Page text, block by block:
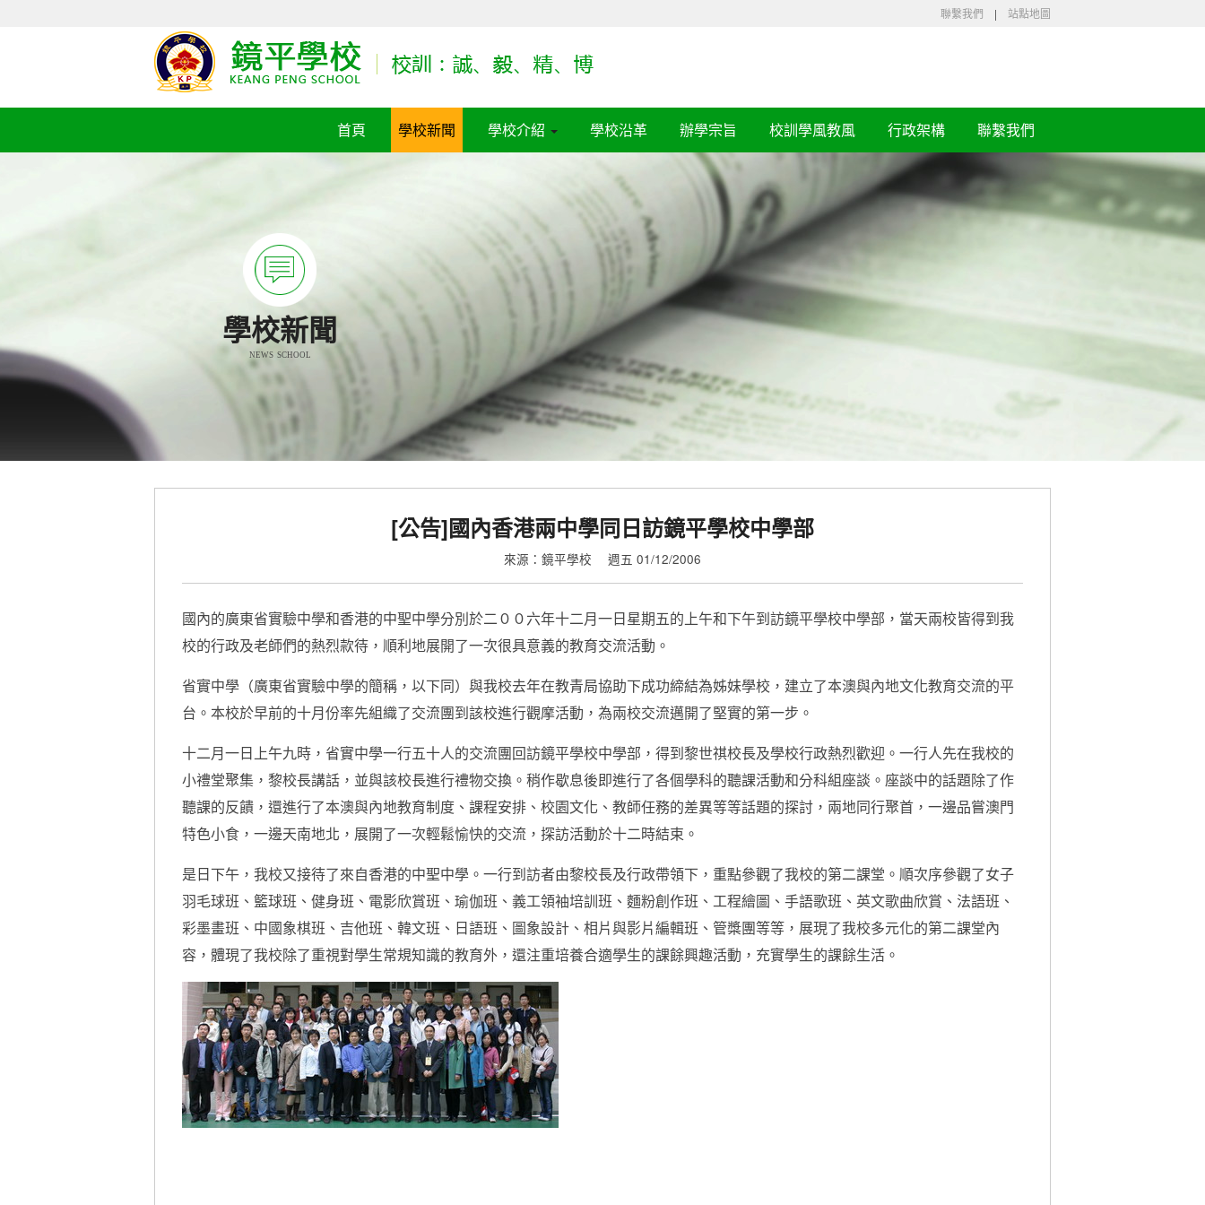
聯繫我們 | 站點地圖
首頁 學校新聞 學校介紹 學校沿革 辦學宗旨 校訓學風教風 行政架構 聯繫我們
學校新聞
NEWS SCHOOL
[公告]國內香港兩中學同日訪鏡平學校中學部
來源：鏡平學校 週五 01/12/2006
國內的廣東省實驗中學和香港的中聖中學分別於二００六年十二月一日星期五的上午和下午到訪鏡平學校中學部，當天兩校皆得到我
校的行政及老師們的熱烈款待，順利地展開了一次很具意義的教育交流活動。
省實中學（廣東省實驗中學的簡稱，以下同）與我校去年在教青局協助下成功締結為姊妹學校，建立了本澳與內地文化教育交流的平
台。本校於早前的十月份率先組織了交流團到該校進行觀摩活動，為兩校交流邁開了堅實的第一步。
十二月一日上午九時，省實中學一行五十人的交流團回訪鏡平學校中學部，得到黎世祺校長及學校行政熱烈歡迎。一行人先在我校的
小禮堂聚集，黎校長講話，並與該校長進行禮物交換。稍作歇息後即進行了各個學科的聽課活動和分科組座談。座談中的話題除了作
聽課的反饋，還進行了本澳與內地教育制度、課程安排、校園文化、教師任務的差異等等話題的探討，兩地同行聚首，一邊品嘗澳門
特色小食，一邊天南地北，展開了一次輕鬆愉快的交流，探訪活動於十二時結束。
是日下午，我校又接待了來自香港的中聖中學。一行到訪者由黎校長及行政帶領下，重點參觀了我校的第二課堂。順次序參觀了女子
羽毛球班、籃球班、健身班、電影欣賞班、瑜伽班、義工領袖培訓班、麵粉創作班、工程繪圖、手語歌班、英文歌曲欣賞、法語班、
彩墨畫班、中國象棋班、吉他班、韓文班、日語班、圖象設計、相片與影片編輯班、管槳團等等，展現了我校多元化的第二課堂內
容，體現了我校除了重視對學生常規知識的教育外，還注重培養合適學生的課餘興趣活動，充實學生的課餘生活。